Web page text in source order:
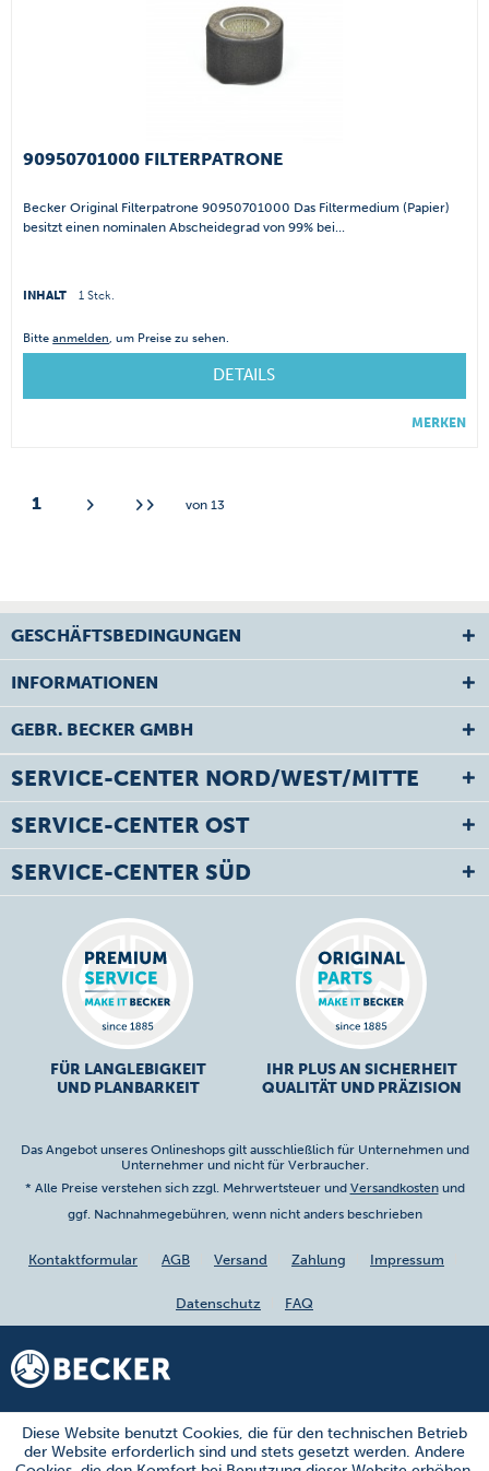
90950701000 FILTERPATRONE
Becker Original Filterpatrone 90950701000 Das Filtermedium (Papier)
besitzt einen nominalen Abscheidegrad von 99% bei...
INHALT 1 Stck.
Bitteanmelden, um Preise zu sehen.
DETAILS
MERKEN
1 von 13
GESCHÄFTSBEDINGUNGEN
INFORMATIONEN
GEBR. BECKER GMBH
SERVICE-CENTER NORD/WEST/MITTE
SERVICE-CENTER OST
SERVICE-CENTER SÜD
FÜR LANGLEBIGKEIT
UND PLANBARKEIT
IHR PLUS AN SICHERHEIT
QUALITÄT UND PRÄZISION
Das Angebot unseres Onlineshops gilt ausschließlich für Unternehmen und
Unternehmer und nicht für Verbraucher.
* Alle Preise verstehen sich zzgl. Mehrwertsteuer und Versandkostenund
ggf. Nachnahmegebühren, wenn nicht anders beschrieben
Kontaktformular AGB Versand Zahlung Impressum
Datenschutz FAQ
Diese Website benutzt Cookies, die für den technischen Betrieb
der Website erforderlich sind und stets gesetzt werden. Andere